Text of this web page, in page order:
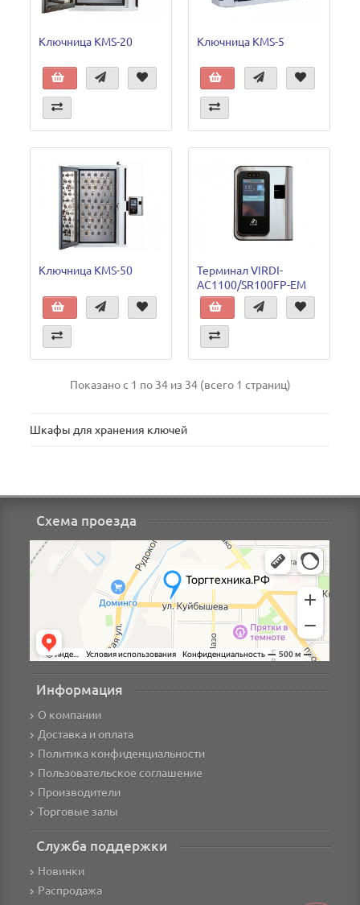
Ключница KMS-20 Ключница KMS-5
Ключница KMS-50
Терминал VIRDI-
AC1100/SR100FP-EM
Показано с 1 по 34 из 34 (всего 1 страниц)
Шкафы для хранения ключей
Схема проезда
Информация
О компании
Доставка и оплата
Политика конфиденциальности
Пользовательское соглашение
Производители
Торговые залы
Служба поддержки
Новинки
Распродажа